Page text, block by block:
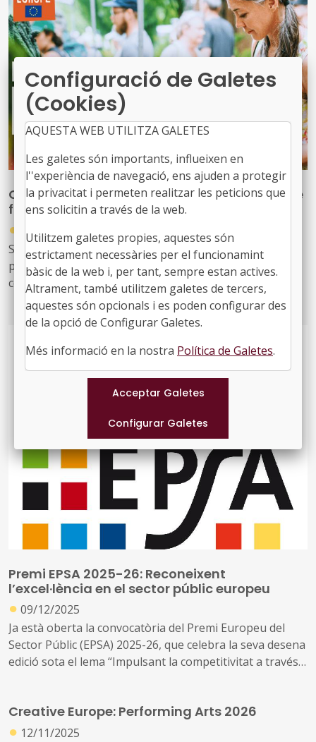
Orientacions pràctiques per a sol·licitants de
finançament en promoció agroalimentària
●
10/03/2026
S’ha publicat una nota informativa amb orientacions
pràctiques per les entitats interessades a preparar
correctament les seves candidatures en el marc de la
convocatòria 2026 de promoció de productes
agroalimentaris.
Premi EPSA 2025-26: Reconeixent
l’excel·lència en el sector públic europeu
● 09/12/2025
Ja està oberta la convocatòria del Premi Europeu del
Sector Públic (EPSA) 2025-26, que celebra la seva desena
edició sota el lema “Impulsant la competitivitat a través
Creative Europe: Performing Arts 2026
● 12/11/2025
Configuració de Galetes
(Cookies)
AQUESTA WEB UTILITZA GALETES
Les galetes són importants, influeixen en
l''experiència de navegació, ens ajuden a protegir
la privacitat i permeten realitzar les peticions que
ens solicitin a través de la web.
Utilitzem galetes propies, aquestes són
estrictament necessàries per el funcionamint
bàsic de la web i, per tant, sempre estan actives.
Altrament, també utilitzem galetes de tercers,
aquestes són opcionals i es poden configurar des
de la opció de Configurar Galetes.
Més informació en la nostra Política de Galetes.